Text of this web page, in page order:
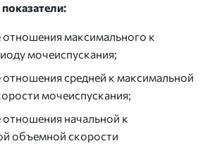
отношения максимального к
мочеиспускания;
отношения средней к максимальной
мочеиспускания;
отношения начальной к
объемной скорости